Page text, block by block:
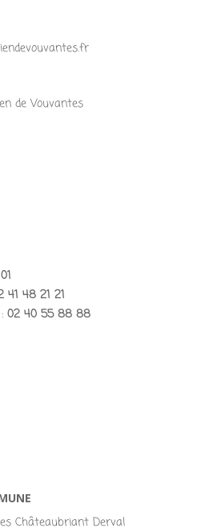
de Vouvantes
41 48 21 21
02 40 55 88 88
Châteaubriant Derval